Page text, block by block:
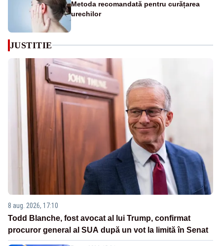
Metoda recomandată pentru curățarea
urechilor
JUSTITIE
8 aug. 2026, 17:10
Todd Blanche, fost avocat al lui Trump, confirmat
procuror general al SUA după un vot la limită în Senat